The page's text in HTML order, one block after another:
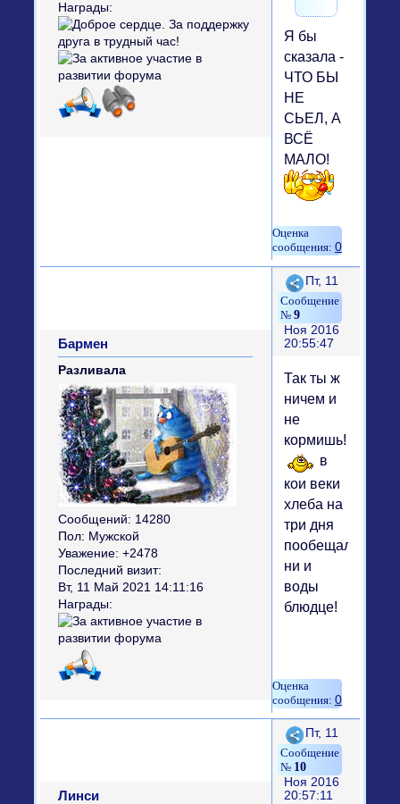
Награды:
Я бы
сказала -
ЧТО БЫ
НЕ
СЬЕЛ, А
ВСЁ
МАЛО!
0
Поделиться
9
Пт, 11
Ноя 2016
20:55:47
Бармен
Разливала
Сообщений: 14280
Пол: Мужской
Уважение: +2478
Последний визит:
Вт, 11 Май 2021 14:11:16
Награды:
Так ты ж
ничем и
не
кормишь!
в
кои веки
хлеба на
три дня
пообещала,
ни и
воды
блюдце!
0
Поделиться
10
Пт, 11
Ноя 2016
20:57:11
Линси